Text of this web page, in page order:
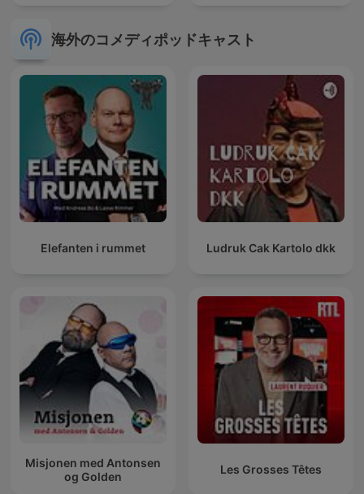
海外のコメディポッドキャスト
Elefanten i rummet Ludruk Cak Kartolo dkk
Misjonen med Antonsen
og Golden
Les Grosses Têtes